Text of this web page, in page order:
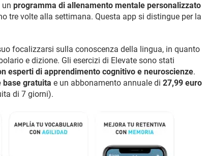
un programma di allenamento mentale personalizzato
tre volte alla settimana. Questa app si distingue per la
focalizzarsi sulla conoscenza della lingua, in quanto
e dizione. Gli esercizi di Elevate sono stati
esperti di apprendimento cognitivo e neuroscienze.
base gratuita e un abbonamento annuale di 27,99 euro
di 7 giorni).